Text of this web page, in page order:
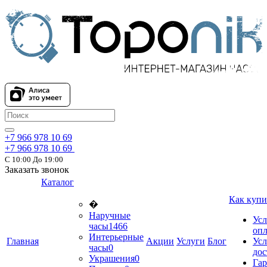
+7 966 978 10 69
+7 966 978 10 69
С 10:00 До 19:00
Заказать звонок
Главная
Каталог
�
Наручные
часы1466
Интерьерные
часы0
Украшения0
Акции Услуги Блог
Как